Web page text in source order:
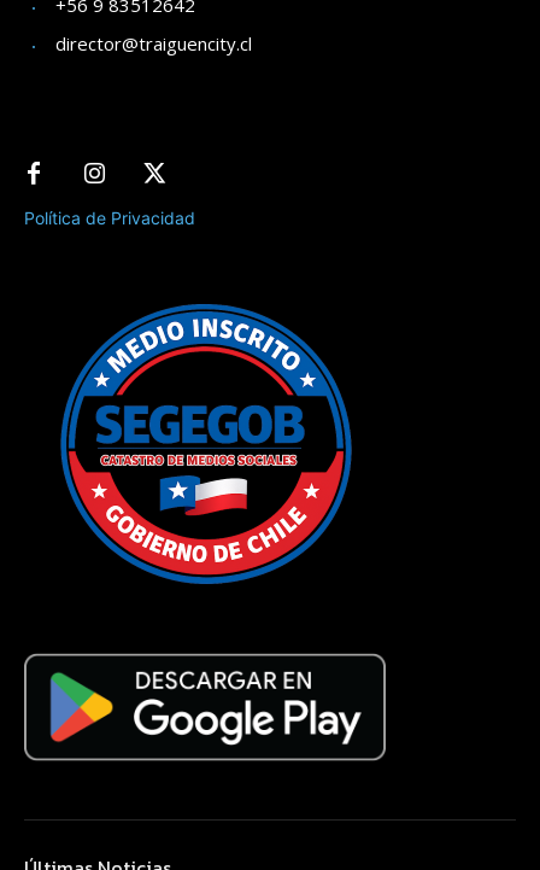
director@traiguencity.cl
Política de Privacidad